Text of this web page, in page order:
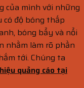
của mình với những
độ bóng thấp
bóng bẩy và nổi
nhằm làm rõ phần
tới. Chúng ta
quảng cáo tại